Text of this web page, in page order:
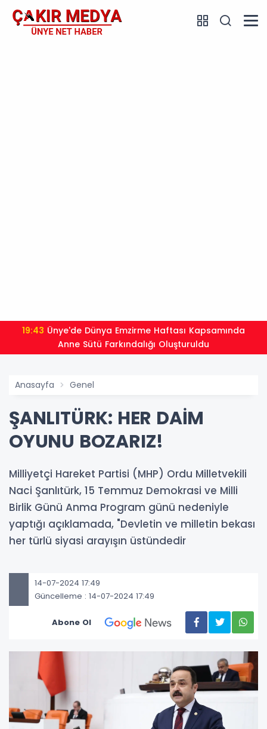
19:43
Anne Sütü Farkındalığı Oluşturuldu
Anasayfa Genel
ŞANLITÜRK: HER DAİM
OYUNU BOZARIZ!
Milliyetçi Hareket Partisi (MHP) Ordu Milletvekili
Naci Şanlıtürk, 15 Temmuz Demokrasi ve Milli
Birlik Günü Anma Program günü nedeniyle
yaptığı açıklamada, "Devletin ve milletin bekası
her türlü siyasi arayışın üstündedir
14-07-2024 17:49
Güncelleme : 14-07-2024 17:49
Abone Ol